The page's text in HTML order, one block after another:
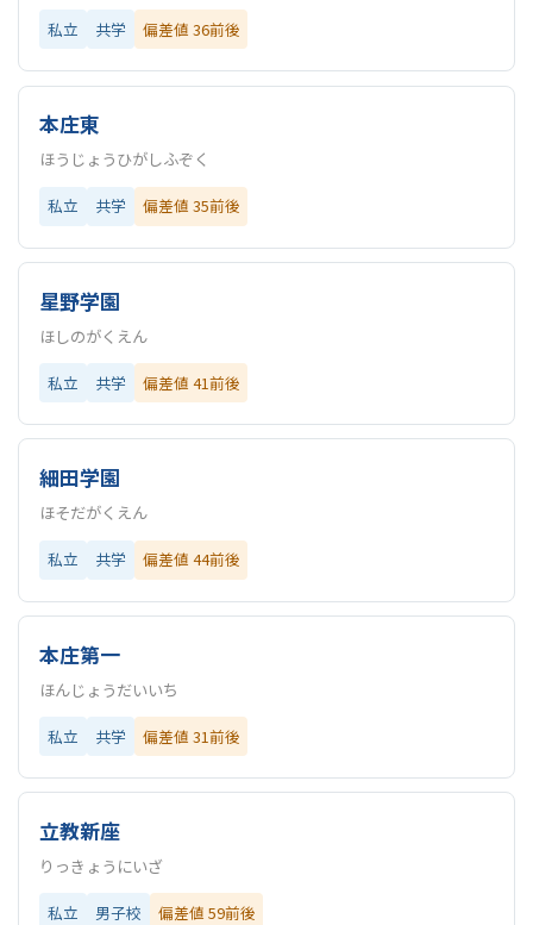
私立 共学 偏差値 36前後
本庄東
ほうじょうひがしふぞく
私立 共学 偏差値 35前後
星野学園
ほしのがくえん
私立 共学 偏差値 41前後
細田学園
ほそだがくえん
私立 共学 偏差値 44前後
本庄第一
ほんじょうだいいち
私立 共学 偏差値 31前後
立教新座
りっきょうにいざ
私立 男子校 偏差値 59前後